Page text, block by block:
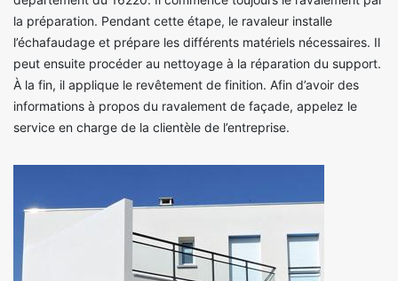
la préparation. Pendant cette étape, le ravaleur installe
l’échafaudage et prépare les différents matériels nécessaires. Il
peut ensuite procéder au nettoyage à la réparation du support.
À la fin, il applique le revêtement de finition. Afin d’avoir des
informations à propos du ravalement de façade, appelez le
service en charge de la clientèle de l’entreprise.